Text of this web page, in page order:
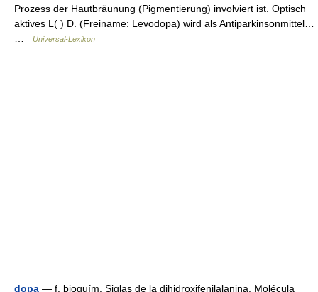
Prozess der Hautbräunung (Pigmentierung) involviert ist. Optisch
aktives L( ) D. (Freiname: Levodopa) wird als Antiparkinsonmittel…
Universal-Lexikon
dopa — f. bioquím. Siglas de la dihidroxifenilalanina. Molécula